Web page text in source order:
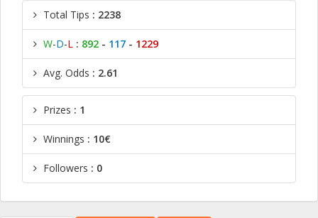
Total Tips : 2238
W-D-L : 892 - 117 - 1229
Avg. Odds : 2.61
Prizes : 1
Winnings : 10€
Followers : 0